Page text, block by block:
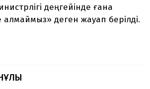
деңгейінде ғана
алмаймыз» деген жауап берілді.